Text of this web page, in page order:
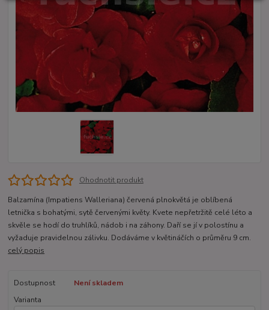
Ohodnotit produkt
Balzamína (Impatiens Walleriana) červená plnokvětá je oblíbená
letnička s bohatými, sytě červenými květy. Kvete nepřetržitě celé léto a
skvěle se hodí do truhlíků, nádob i na záhony. Daří se jí v polostínu a
vyžaduje pravidelnou zálivku. Dodáváme v květináčích o průměru 9 cm.
celý popis
Dostupnost
Není skladem
Varianta